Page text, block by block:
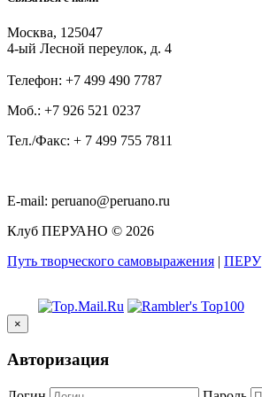
Москва, 125047
4-ый Лесной переулок, д. 4
Телефон: +7 499 490 7787
Моб.: +7 926 521 0237
Тел./Факс: + 7 499 755 7811
E-mail: peruano@peruano.ru
Клуб ПЕРУАНО © 2026
Путь творческого самовыражения
ПЕРУ
×
Авторизация